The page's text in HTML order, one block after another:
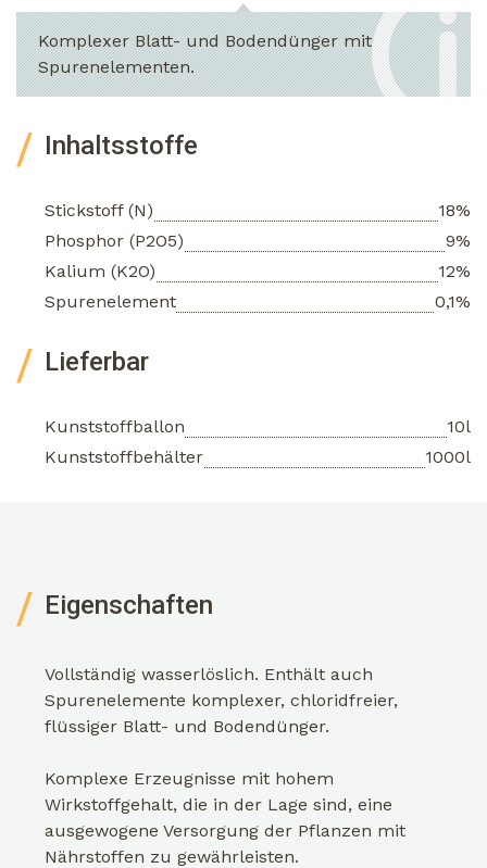
Komplexer Blatt- und Bodendünger mit
Spurenelementen.
Inhaltsstoffe
Stickstoff (N)
18%
Phosphor (P2O5)
9%
Kalium (K2O)
12%
Spurenelement
0,1%
Lieferbar
Kunststoffballon
10l
Kunststoffbehälter
1000l
Eigenschaften
Vollständig wasserlöslich. Enthält auch
Spurenelemente komplexer, chloridfreier,
flüssiger Blatt- und Bodendünger.
Komplexe Erzeugnisse mit hohem
Wirkstoffgehalt, die in der Lage sind, eine
ausgewogene Versorgung der Pflanzen mit
Nährstoffen zu gewährleisten.